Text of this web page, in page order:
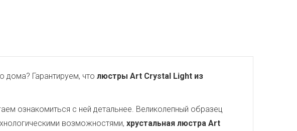
Гарантируем, что люстры Art Crystal Light из
ознакомиться с ней детальнее. Великолепный образец
возможностями, хрустальная люстра Art